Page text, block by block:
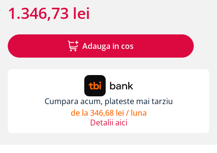
10
diblu cap plastic si cui metalic alpitec
1.346,73 lei
Adauga in cos
Cumpara acum, plateste mai tarziu
de la 346,68 lei / luna
Detalii aici